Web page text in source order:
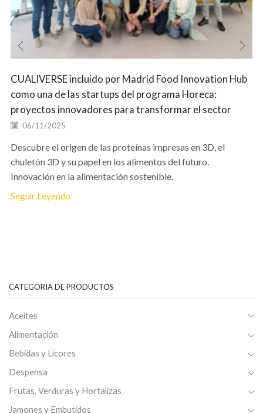
CUALIVERSE incluido por Madrid Food Innovation Hub
como una de las startups del programa Horeca:
proyectos innovadores para transformar el sector
06/11/2025
Descubre el origen de las proteínas impresas en 3D, el
chuletón 3D y su papel en los alimentos del futuro.
Innovación en la alimentación sostenible.
Seguir Leyendo
CATEGORIA DE PRODUCTOS
Aceites
Alimentación
Bebidas y Licores
Despensa
Frutas, Verduras y Hortalizas
Jamones y Embutidos